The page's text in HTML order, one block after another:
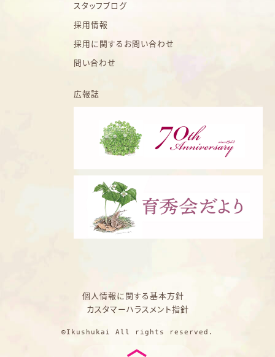
スタッフブログ
採用情報
採用に関するお問い合わせ
問い合わせ
広報誌
個人情報に関する基本方針
カスタマーハラスメント指針
©Ikushukai All rights reserved.